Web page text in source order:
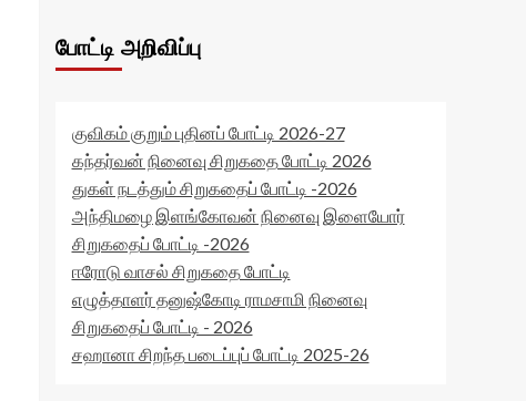
போட்டி அறிவிப்பு
குவிகம் குறும் புதினப் போட்டி 2026-27
கந்தர்வன் நினைவு சிறுகதை போட்டி 2026
துகள் நடத்தும் சிறுகதைப் போட்டி -2026
அந்திமழை இளங்கோவன் நினைவு இளையோர்
சிறுகதைப் போட்டி -2026
ஈரோடு வாசல் சிறுகதை போட்டி
எழுத்தாளர் தனுஷ்கோடி ராமசாமி நினைவு
சிறுகதைப் போட்டி - 2026
சஹானா சிறந்த படைப்புப் போட்டி 2025-26